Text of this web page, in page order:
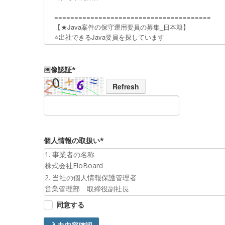
画像認証*
Refresh
個人情報の取扱い*
1. 事業者の名称
株式会社FloBoard
2. 当社の個人情報保護管理者
営業管理部 取締役副社長
3. 個人情報の利用目的
お預かりした個人情報は、お問合せへの対応のために利
同意する